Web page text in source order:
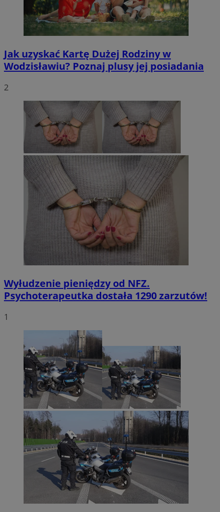
Jak uzyskać Kartę Dużej Rodziny w
Wodzisławiu? Poznaj plusy jej posiadania
2
Wyłudzenie pieniędzy od NFZ.
Psychoterapeutka dostała 1290 zarzutów!
1